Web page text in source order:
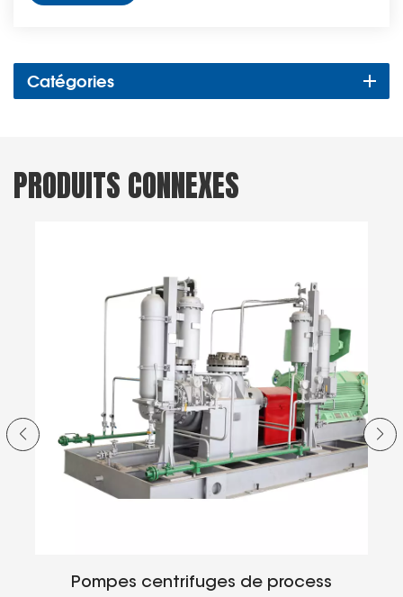
Catégories
PRODUITS CONNEXES
Pompes centrifuges de process